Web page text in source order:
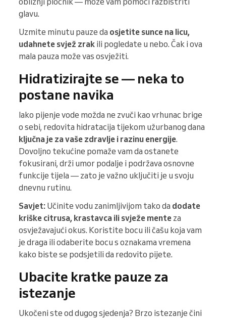
glavu.
Uzmite minutu pauze da osjetite sunce na licu,
udahnete svjež zrak ili pogledate u nebo. Čak i ova
mala pauza može vas osvježiti.
Hidratizirajte se — neka to
postane navika
Iako pijenje vode možda ne zvuči kao vrhunac brige
o sebi, redovita hidratacija tijekom užurbanog dana
ključna je za vaše zdravlje i razinu energije.
Dovoljno tekućine pomaže vam da ostanete
fokusirani, drži umor podalje i podržava osnovne
funkcije tijela — zato je važno uključiti je u svoju
dnevnu rutinu.
Savjet: Učinite vodu zanimljivijom tako da dodate
kriške citrusa, krastavca ili svježe mente za
osvježavajući okus. Koristite bocu ili čašu koja vam
je draga ili odaberite bocu s oznakama vremena
kako biste se podsjetili da redovito pijete.
Ubacite kratke pauze za
istezanje
Ukočeni ste od dugog sjedenja? Brzo istezanje čini